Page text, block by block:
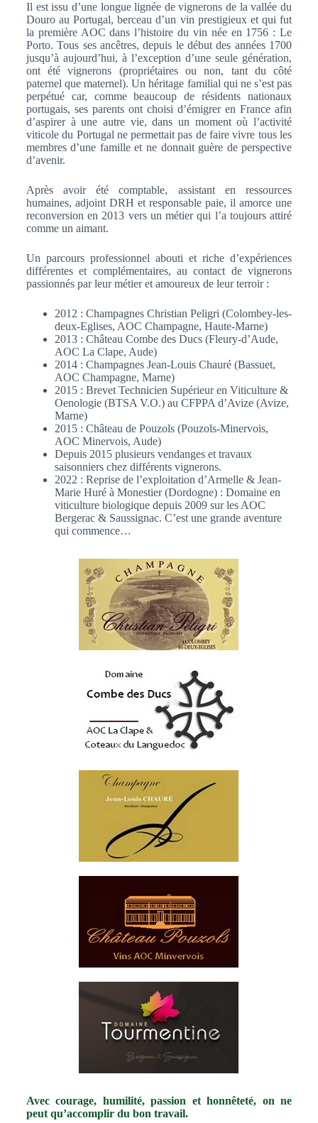
Il est issu d’une longue lignée de vignerons de la vallée du
Douro au Portugal, berceau d’un vin prestigieux et qui fut
la première AOC dans l’histoire du vin née en 1756 : Le
Porto. Tous ses ancêtres, depuis le début des années 1700
jusqu’à aujourd’hui, à l’exception d’une seule génération,
ont été vignerons (propriétaires ou non, tant du côté
paternel que maternel). Un héritage familial qui ne s’est pas
perpétué car, comme beaucoup de résidents nationaux
portugais, ses parents ont choisi d’émigrer en France afin
d’aspirer à une autre vie, dans un moment où l’activité
viticole du Portugal ne permettait pas de faire vivre tous les
membres d’une famille et ne donnait guère de perspective
d’avenir.
Après avoir été comptable, assistant en ressources
humaines, adjoint DRH et responsable paie, il amorce une
reconversion en 2013 vers un métier qui l’a toujours attiré
comme un aimant.
Un parcours professionnel abouti et riche d’expériences
différentes et complémentaires, au contact de vignerons
passionnés par leur métier et amoureux de leur terroir :
2012 : Champagnes Christian Peligri (Colombey-les-
deux-Eglises, AOC Champagne, Haute-Marne)
2013 : Château Combe des Ducs (Fleury-d’Aude,
AOC La Clape, Aude)
2014 : Champagnes Jean-Louis Chauré (Bassuet,
AOC Champagne, Marne)
2015 : Brevet Technicien Supérieur en Viticulture &
Oenologie (BTSA V.O.) au CFPPA d’Avize (Avize,
Marne)
2015 : Château de Pouzols (Pouzols-Minervois,
AOC Minervois, Aude)
Depuis 2015 plusieurs vendanges et travaux
saisonniers chez différents vignerons.
2022 : Reprise de l’exploitation d’Armelle & Jean-
Marie Huré à Monestier (Dordogne) : Domaine en
viticulture biologique depuis 2009 sur les AOC
Bergerac & Saussignac. C’est une grande aventure
qui commence…
Avec courage, humilité, passion et honnêteté, on ne
peut qu’accomplir du bon travail.